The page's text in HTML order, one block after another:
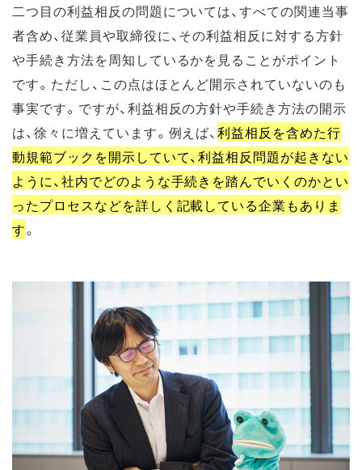
二つ目の利益相反の問題については、すべての関連当事
者含め、従業員や取締役に、その利益相反に対する方針
や手続き方法を周知しているかを見ることがポイント
です。ただし、この点はほとんど開示されていないのも
事実です。ですが、利益相反の方針や手続き方法の開示
は、徐々に増えています。例えば、利益相反を含めた行
動規範ブックを開示していて、利益相反問題が起きない
ように、社内でどのような手続きを踏んでいくのかとい
ったプロセスなどを詳しく記載している企業もありま
す。